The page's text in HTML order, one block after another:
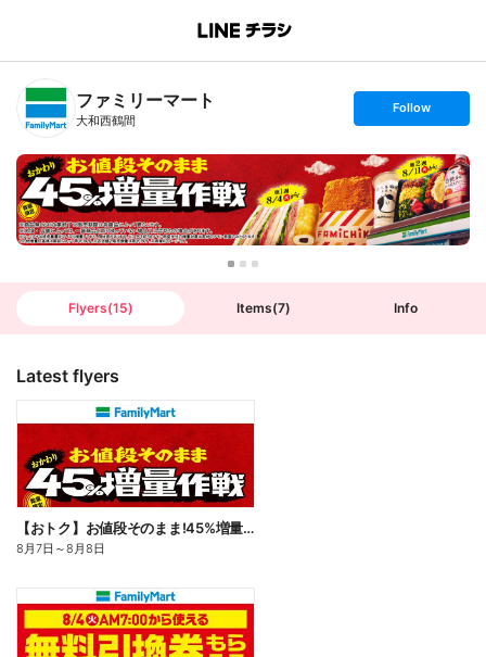
B
n
T
ファミリーマート
大和西鶴間
s
t
o
l
l
o
w
Follow
Flyers(15) Items(7) Info
Latest flyers
【おトク】お値段そのまま!45%増量作戦!
8月7日 ～8月8日